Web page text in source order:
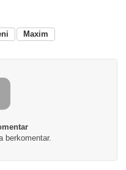
Maxim
berkomentar.